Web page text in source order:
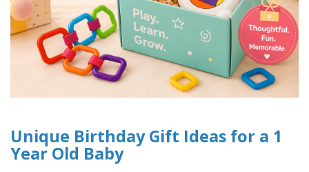
Unique Birthday Gift Ideas for a 1
Year Old Baby